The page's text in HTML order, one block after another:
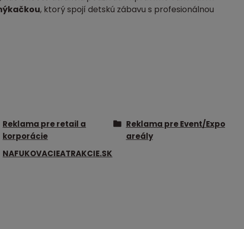
, ktorý spojí detskú zábavu s profesionálnou
Reklama pre retail a
korporácie
Reklama pre Event/Expo
areály
NAFUKOVACIEATRAKCIE.SK